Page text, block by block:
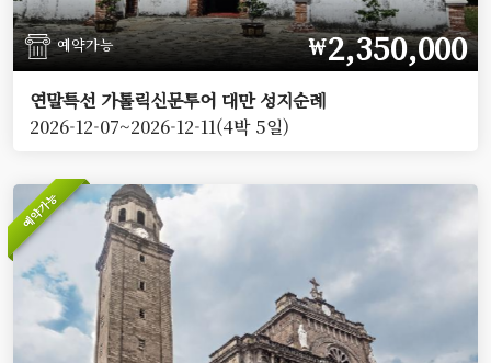
예약가능 ￦2,350,000
연말특선 가톨릭신문투어 대만 성지순례
2026-12-07~2026-12-11(4박 5일)
예약가능